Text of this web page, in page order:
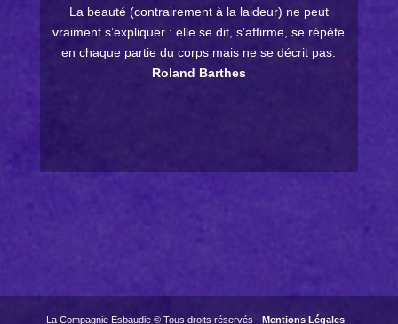
La beauté (contrairement à la laideur) ne peut
vraiment s’expliquer : elle se dit, s’affirme, se répète
en chaque partie du corps mais ne se décrit pas.
Roland Barthes
La Compagnie Esbaudie © Tous droits réservés -Mentions Légales -